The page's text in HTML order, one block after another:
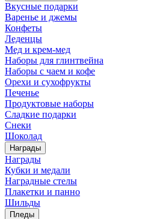
Вкусные подарки
Варенье и джемы
Конфеты
Леденцы
Мед и крем-мед
Наборы для глинтвейна
Наборы с чаем и кофе
Орехи и сухофрукты
Печенье
Продуктовые наборы
Сладкие подарки
Снеки
Шоколад
Награды
Награды
Кубки и медали
Наградные стелы
Плакетки и панно
Шильды
Пледы